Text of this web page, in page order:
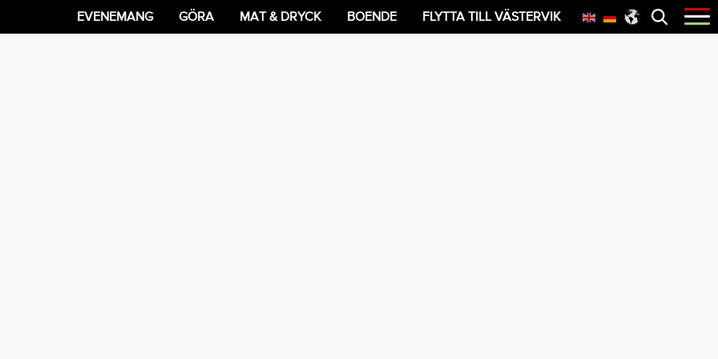
Öppna
menyn
EVENEMANG GÖRA MAT & DRYCK BOENDE FLYTTA TILL VÄSTERVIK